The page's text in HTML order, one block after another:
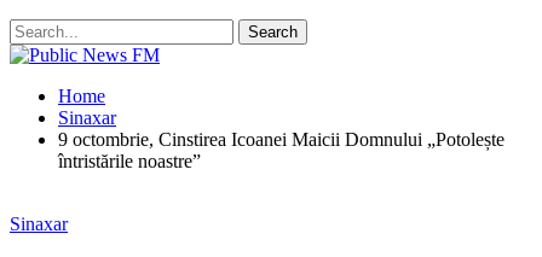
Home
Sinaxar
9 octombrie, Cinstirea Icoanei Maicii Domnului „Potolește
întristările noastre”
Sinaxar